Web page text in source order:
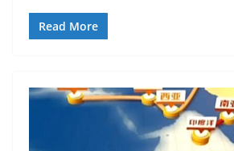
Read More